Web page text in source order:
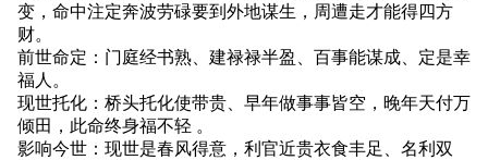
变，命中注定奔波劳碌要到外地谋生，周遭走才能得四方
财。
前世命定：门庭经书熟、建禄禄半盈、百事能谋成、定是幸
福人。
现世托化：桥头托化使带贵、早年做事事皆空，晚年天付万
倾田，此命终身福不轻 。
影响今世：现世是春风得意，利官近贵衣食丰足、名利双